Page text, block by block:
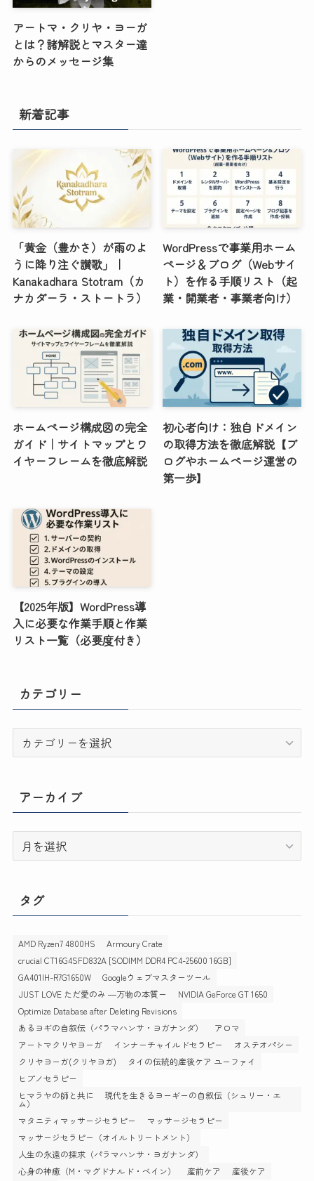
アートマ・クリヤ・ヨーガ
とは？諸解説とマスター達
からのメッセージ集
新着記事
「黄金（豊かさ）が雨のよ
うに降り注ぐ讃歌」｜
Kanakadhara Stotram（カ
ナカダーラ・ストートラ）
WordPressで事業用ホーム
ページ＆ブログ（Webサイ
ト）を作る手順リスト（起
業・開業者・事業者向け）
ホームページ構成図の完全
ガイド｜サイトマップとワ
イヤーフレームを徹底解説
初心者向け：独自ドメイン
の取得方法を徹底解説【ブ
ログやホームページ運営の
第一歩】
【2025年版】WordPress導
入に必要な作業手順と作業
リスト一覧（必要度付き）
カテゴリー
テ
リ
ー
アーカイブ
ー
ブ
タグ
AMD Ryzen7 4800HS
Armoury Crate
crucial CT16G4SFD832A [SODIMM DDR4 PC4-25600 16GB]
GA401IH-R7G1650W
Googleウェブマスターツール
JUST LOVE ただ愛のみ ―万物の本質ー
NVIDIA GeForce GT 1650
Optimize Database after Deleting Revisions
あるヨギの自叙伝（パラマハンサ・ヨガナンダ）
アロマ
アートマクリヤヨーガ
インナーチャイルドセラピー
オステオパシー
クリヤヨーガ(クリヤヨガ)
タイの伝統的産後ケア ユーファイ
ヒプノセラピー
ヒマラヤの師と共に 現代を生きるヨーギーの自叙伝（シュリー・エ
ム）
マタニティマッサージセラピー
マッサージセラピー
マッサージセラピー（オイルトリートメント）
人生の永遠の探求（パラマハンサ・ヨガナンダ）
心身の神癒（M・マグドナルド・ベイン）
産前ケア 産後ケア